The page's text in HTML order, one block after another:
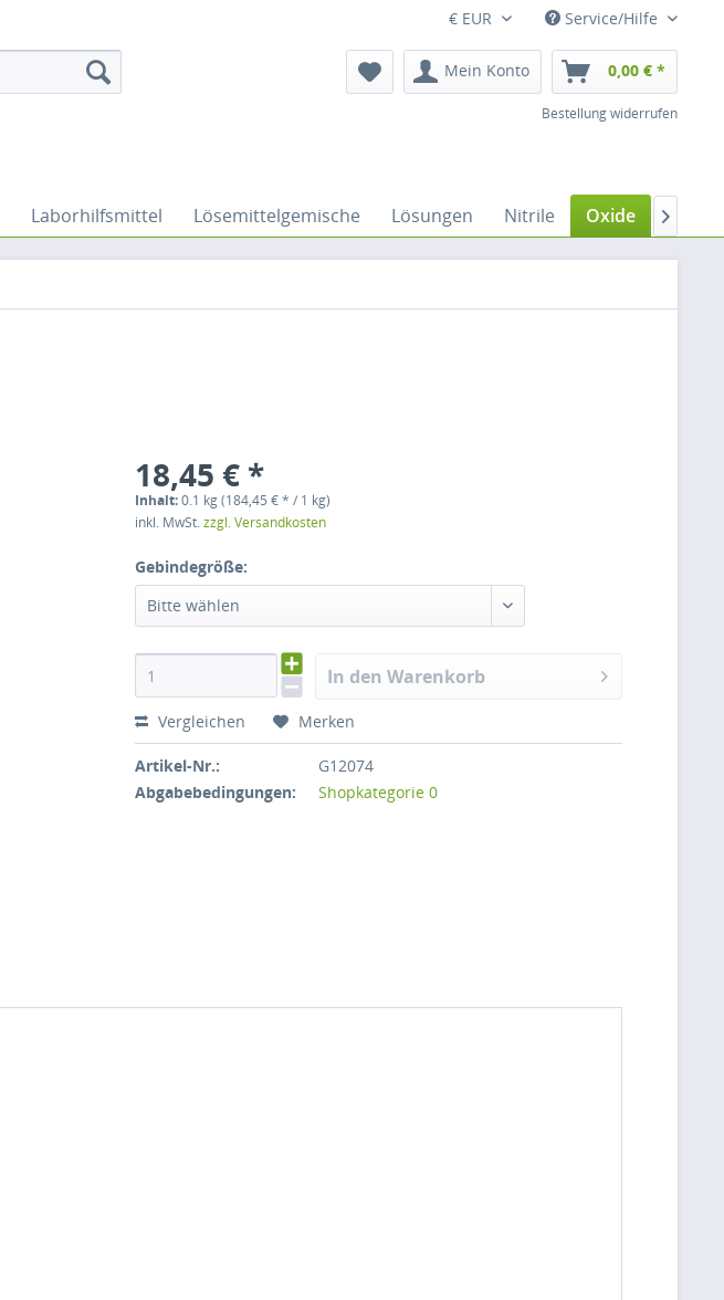
€ EUR Service/Hilfe
Mein Konto 0,00 € *
Bestellung widerrufen
Laborhilfsmittel Lösemittelgemische Lösungen Nitrile Oxide 
18,45 € *
Inhalt:0.1 kg (184,45 € * / 1 kg)
inkl. MwSt.zzgl. Versandkosten
Gebindegröße:
Bitte wählen
In den Warenkorb
Vergleichen Merken
Artikel-Nr.:
G12074
Abgabebedingungen:
Shopkategorie 0